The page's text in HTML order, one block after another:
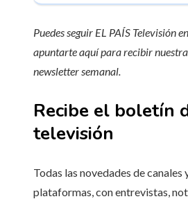
Puedes seguir EL PAÍS Televisión en
apuntarte aquí para recibirnuestra
newsletter semanal.
Recibe el boletín
televisión
Todas las novedades de canales
plataformas, con entrevistas,